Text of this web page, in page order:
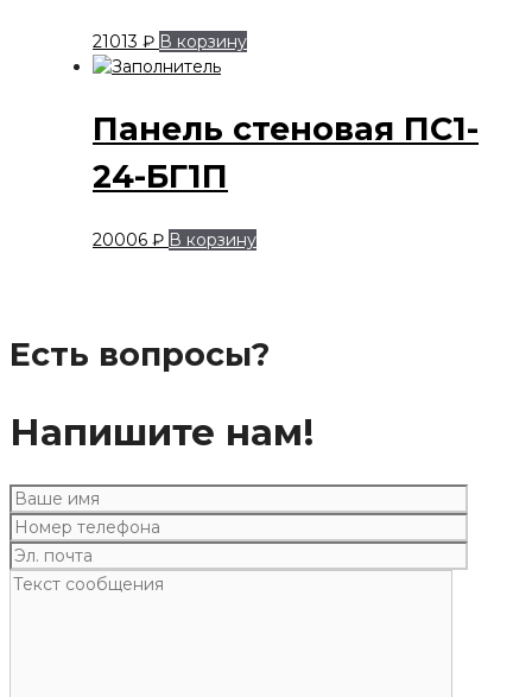
21013 ₽ В корзину
Панель стеновая ПС1-
24-БГ1П
20006 ₽ В корзину
Есть вопросы?
Напишите нам!